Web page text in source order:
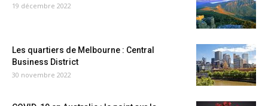
19 décembre 2022
Les quartiers de Melbourne : Central
Business District
30 novembre 2022